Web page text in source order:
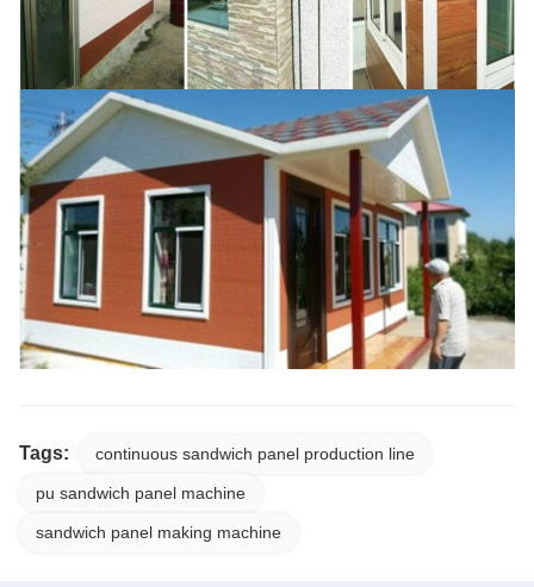
Tags: continuous sandwich panel production line
pu sandwich panel machine
sandwich panel making machine